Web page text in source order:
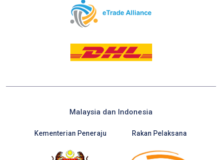
Malaysia dan Indonesia
Kementerian Peneraju Rakan Pelaksana